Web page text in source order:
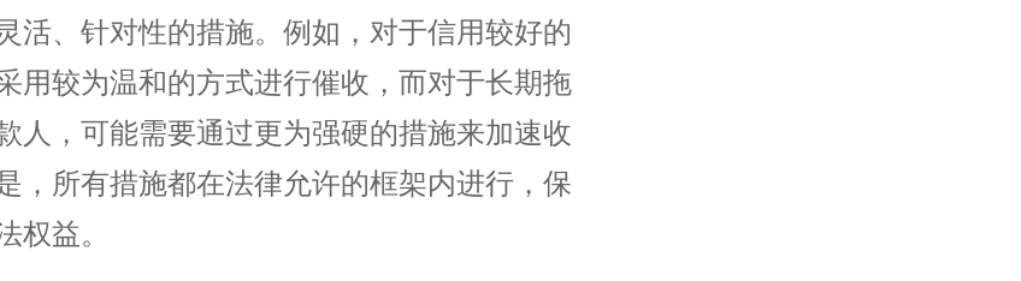
活、针对性的措施。例如，对于信用较好的
用较为温和的方式进行催收，而对于长期拖
人，可能需要通过更为强硬的措施来加速收
，所有措施都在法律允许的框架内进行，保
权益。